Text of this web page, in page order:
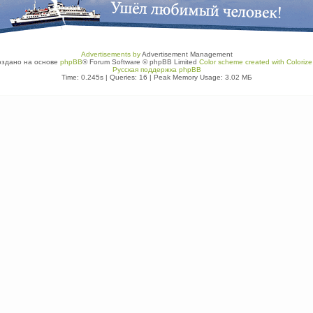
Advertisements byAdvertisement Management
на основе phpBB® Forum Software © phpBB Limited Color scheme created with
Русская поддержка phpBB
Time: 0.245s| Queries: 16 | Peak Memory Usage: 3.02 МБ